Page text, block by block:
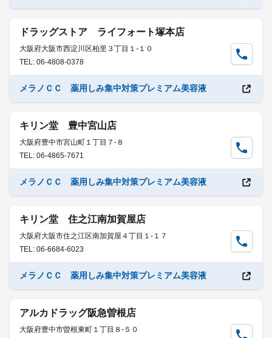
ドラッグストア ライフォート塚本店
大阪府大阪市西淀川区柏里３丁目１-１０
TEL: 06-4808-0378
メラノＣＣ 薬用しみ集中対策プレミアム美容液
キリン堂 豊中宮山店
大阪府豊中市宮山町１丁目７-８
TEL: 06-4865-7671
メラノＣＣ 薬用しみ集中対策プレミアム美容液
キリン堂 住之江南加賀屋店
大阪府大阪市住之江区南加賀屋４丁目１-１７
TEL: 06-6684-6023
メラノＣＣ 薬用しみ集中対策プレミアム美容液
アルカドラッグ阪急曽根店
大阪府豊中市曽根東町１丁目８-５０